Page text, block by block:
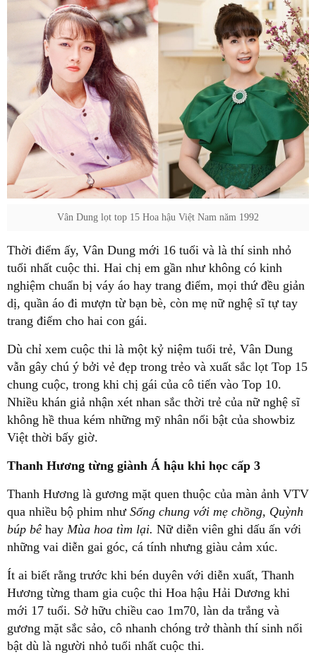
Vân Dung lọt top 15 Hoa hậu Việt Nam năm 1992
Thời điểm ấy, Vân Dung mới 16 tuổi và là thí sinh nhỏ
tuổi nhất cuộc thi. Hai chị em gần như không có kinh
nghiệm chuẩn bị váy áo hay trang điểm, mọi thứ đều giản
dị, quần áo đi mượn từ bạn bè, còn mẹ nữ nghệ sĩ tự tay
trang điểm cho hai con gái.
Dù chỉ xem cuộc thi là một kỷ niệm tuổi trẻ, Vân Dung
vẫn gây chú ý bởi vẻ đẹp trong trẻo và xuất sắc lọt Top 15
chung cuộc, trong khi chị gái của cô tiến vào Top 10.
Nhiều khán giả nhận xét nhan sắc thời trẻ của nữ nghệ sĩ
không hề thua kém những mỹ nhân nổi bật của showbiz
Việt thời bấy giờ.
Thanh Hương từng giành Á hậu khi học cấp 3
Thanh Hương là gương mặt quen thuộc của màn ảnh VTV
qua nhiều bộ phim như Sống chung với mẹ chồng, Quỳnh
búp bê hay Mùa hoa tìm lại. Nữ diễn viên ghi dấu ấn với
những vai diễn gai góc, cá tính nhưng giàu cảm xúc.
Ít ai biết rằng trước khi bén duyên với diễn xuất, Thanh
Hương từng tham gia cuộc thi Hoa hậu Hải Dương khi
mới 17 tuổi. Sở hữu chiều cao 1m70, làn da trắng và
gương mặt sắc sảo, cô nhanh chóng trở thành thí sinh nổi
bật dù là người nhỏ tuổi nhất cuộc thi.